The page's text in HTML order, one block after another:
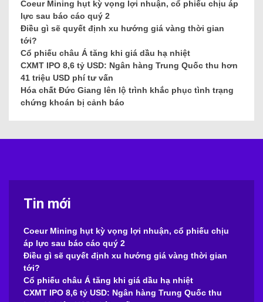
Coeur Mining hụt kỳ vọng lợi nhuận, cổ phiếu chịu áp
lực sau báo cáo quý 2
Điều gì sẽ quyết định xu hướng giá vàng thời gian
tới?
Cổ phiếu châu Á tăng khi giá dầu hạ nhiệt
CXMT IPO 8,6 tỷ USD: Ngân hàng Trung Quốc thu hơn
41 triệu USD phí tư vấn
Hóa chất Đức Giang lên lộ trình khắc phục tình trạng
chứng khoán bị cảnh báo
Tin mới
Coeur Mining hụt kỳ vọng lợi nhuận, cổ phiếu chịu
áp lực sau báo cáo quý 2
Điều gì sẽ quyết định xu hướng giá vàng thời gian
tới?
Cổ phiếu châu Á tăng khi giá dầu hạ nhiệt
CXMT IPO 8,6 tỷ USD: Ngân hàng Trung Quốc thu